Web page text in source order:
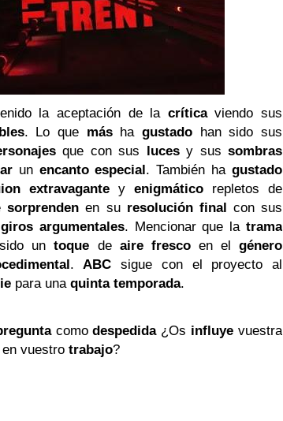
la aceptación de la críticaviendo sus
. Lo que máshagustado han sido sus
que con sus lucesy sus sombras
un encanto especial. También hagustado
extravagante y enigmático repletos de
sorprenden en su resolución final con sus
argumentales. Mencionar que latrama
untoque de aire frescoen elgénero
.ABC sigue con el proyecto al
para una quinta temporada.
comodespedida¿Os influye vuestra
en vuestro trabajo?